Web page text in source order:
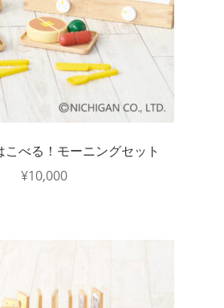
べる！モーニングセット
¥10,000